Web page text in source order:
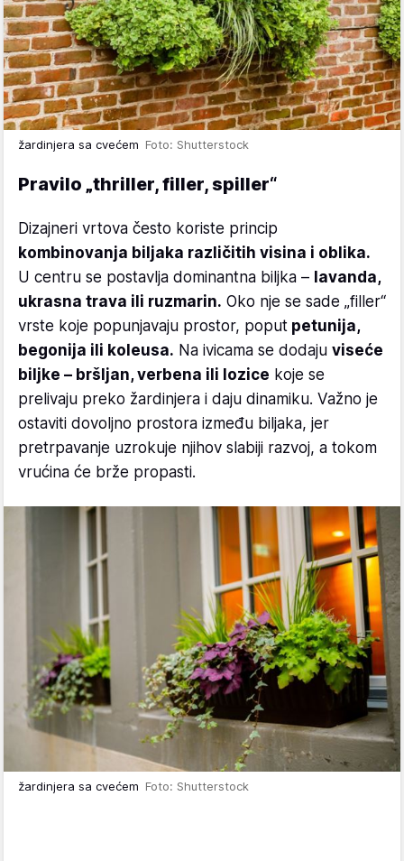
žardinjera sa cvećem Foto: Shutterstock
Pravilo „thriller, filler, spiller“
Dizajneri vrtova često koriste princip
kombinovanja biljaka različitih visina i oblika.
U centru se postavlja dominantna biljka – lavanda,
ukrasna trava ili ruzmarin. Oko nje se sade „filler“
vrste koje popunjavaju prostor, poput petunija,
begonija ili koleusa. Na ivicama se dodaju viseće
biljke – bršljan, verbena ili lozice koje se
prelivaju preko žardinjera i daju dinamiku. Važno je
ostaviti dovoljno prostora između biljaka, jer
pretrpavanje uzrokuje njihov slabiji razvoj, a tokom
vrućina će brže propasti.
žardinjera sa cvećem Foto: Shutterstock